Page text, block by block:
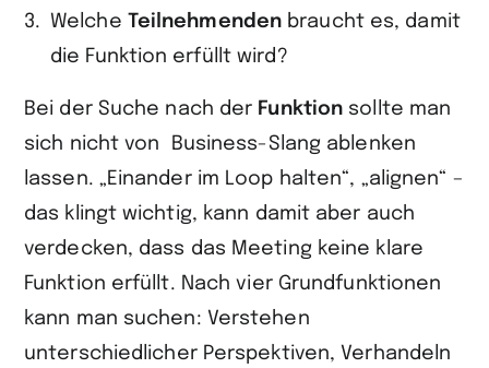
Welche Teilnehmenden braucht es, damit
die Funktion erfüllt wird?
Bei der Suche nach der Funktion sollte man
sich nicht von Business-Slang ablenken
lassen. „Einander im Loop halten“, „alignen“ –
das klingt wichtig, kann damit aber auch
verdecken, dass das Meeting keine klare
Funktion erfüllt. Nach vier Grundfunktionen
kann man suchen: Verstehen
unterschiedlicher Perspektiven, Verhandeln